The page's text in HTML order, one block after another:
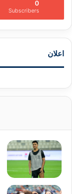
0
Subscribers
اعلان